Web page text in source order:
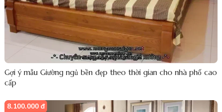
Gợi ý mẫu Giường ngủ bền đẹp theo thời gian cho nhà phố cao
cấp
8.100.000 đ